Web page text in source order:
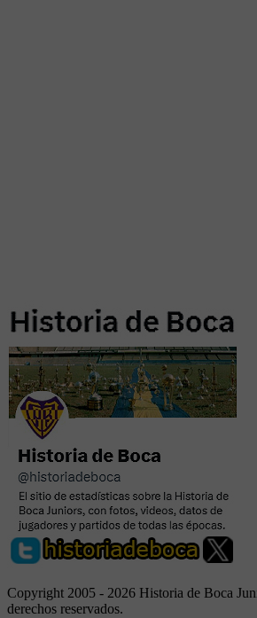
Copyright 2005 - 2026 Historia de Boca
derechos reservados.